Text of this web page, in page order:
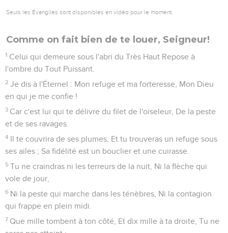
Seuls les Évangiles sont disponibles en vidéo pour le moment.
Comme on fait bien de te louer, Seigneur!
1 Celui qui demeure sous l'abri du Très Haut Repose à
l'ombre du Tout Puissant.
2 Je dis à l'Éternel : Mon refuge et ma forteresse, Mon Dieu
en qui je me confie !
3 Car c'est lui qui te délivre du filet de l'oiseleur, De la peste
et de ses ravages.
4 Il te couvrira de ses plumes, Et tu trouveras un refuge sous
ses ailes ; Sa fidélité est un bouclier et une cuirasse.
5 Tu ne craindras ni les terreurs de la nuit, Ni la flèche qui
vole de jour,
6 Ni la peste qui marche dans les ténèbres, Ni la contagion
qui frappe en plein midi.
7 Que mille tombent à ton côté, Et dix mille à ta droite, Tu ne